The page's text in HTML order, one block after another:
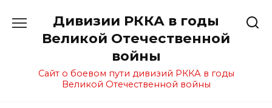
содержанию
Дивизии РККА в годы
Великой Отечественной
войны
Сайт о боевом пути дивизий РККА в годы
Великой Отечественной войны